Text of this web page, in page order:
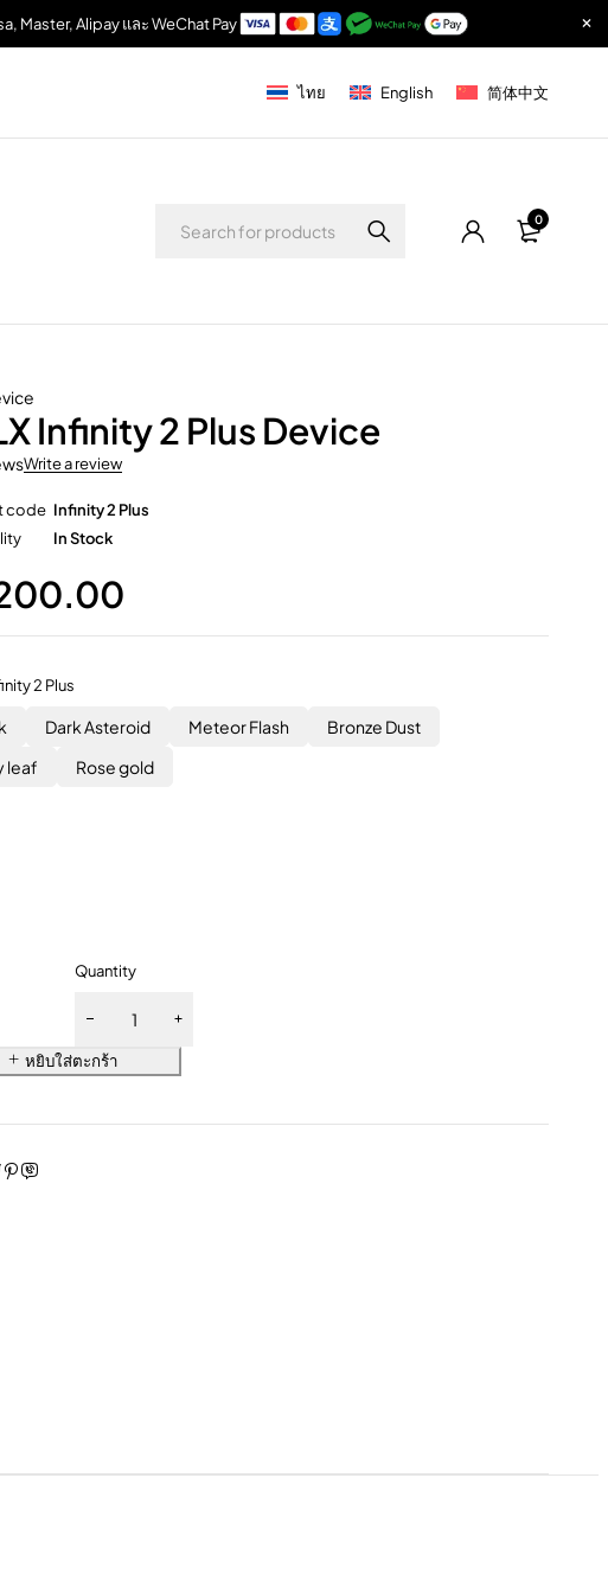
Master, Alipay และ WeChat Pay
ไทย English 简体中文
0
Infinity 2 Plus Device
Write a review
code Infinity 2 Plus
In Stock
2 Plus
Dark Asteroid Meteor Flash
Bronze Dust
leaf
Rose gold
Quantity
หยิบใส่ตะกร้า